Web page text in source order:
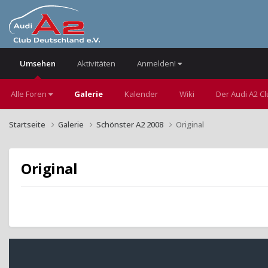
Umsehen
Alle Foren Galerie Kalender Wiki Der Audi A2
Aktivitäten Anmelden!
Startseite Galerie Schönster A2 2008 Original
Original